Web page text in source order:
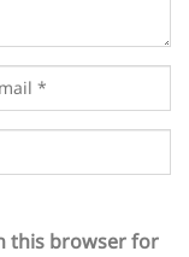
this browser for